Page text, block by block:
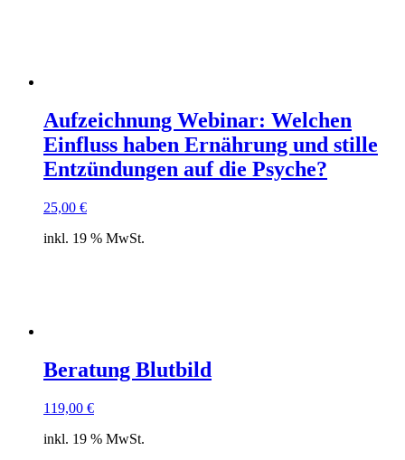
Aufzeichnung Webinar: Welchen
Einfluss haben Ernährung und stille
Entzündungen auf die Psyche?
25,00 €
inkl. 19 % MwSt.
Beratung Blutbild
119,00 €
inkl. 19 % MwSt.